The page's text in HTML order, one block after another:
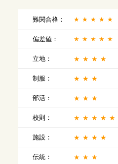
難関合格： ★★★★★
偏差値： ★★★★★
立地： ★★★★
制服： ★★★
部活： ★★★
校則： ★★★★★
施設： ★★★★
伝統： ★★★